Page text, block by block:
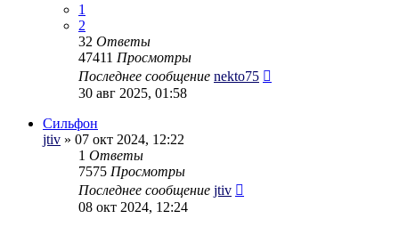
1
2
32 Ответы
47411 Просмотры
Последнее сообщение nekto75
30 авг 2025, 01:58
Сильфон
jtiv » 07 окт 2024, 12:22
1 Ответы
7575 Просмотры
Последнее сообщение jtiv
08 окт 2024, 12:24